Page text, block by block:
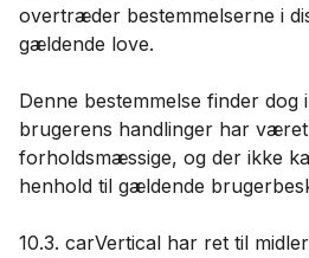
overtræder bestemmelserne i
gældende love.
Denne bestemmelse finder dog
brugerens handlinger har
forholdsmæssige, og der ikke
henhold til gældende
10.3. carVertical har ret til